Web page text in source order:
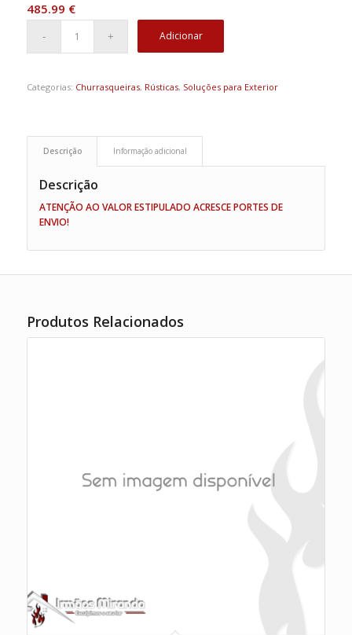
485.99 €
Adicionar
Categorias: Churrasqueiras, Rústicas, Soluções para Exterior
Descrição Informação adicional
Descrição
ATENÇÃO AO VALOR ESTIPULADO ACRESCE PORTES DE
ENVIO!
Produtos Relacionados